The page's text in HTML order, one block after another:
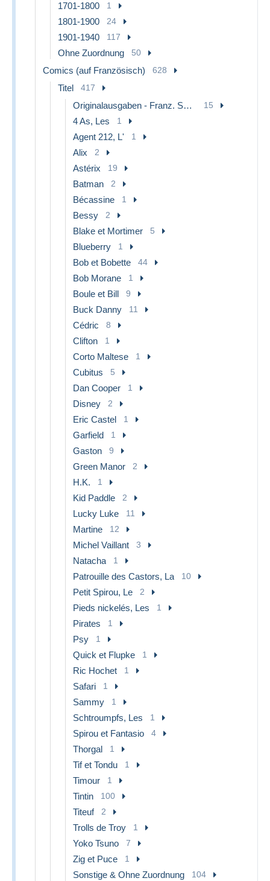
1701-1800 1
1801-1900 24
1901-1940 117
Ohne Zuordnung 50
Comics (auf Französisch) 628
Titel 417
Originalausgaben - Franz. Sprache 15
4 As, Les 1
Agent 212, L' 1
Alix 2
Astérix 19
Batman 2
Bécassine 1
Bessy 2
Blake et Mortimer 5
Blueberry 1
Bob et Bobette 44
Bob Morane 1
Boule et Bill 9
Buck Danny 11
Cédric 8
Clifton 1
Corto Maltese 1
Cubitus 5
Dan Cooper 1
Disney 2
Eric Castel 1
Garfield 1
Gaston 9
Green Manor 2
H.K. 1
Kid Paddle 2
Lucky Luke 11
Martine 12
Michel Vaillant 3
Natacha 1
Patrouille des Castors, La 10
Petit Spirou, Le 2
Pieds nickelés, Les 1
Pirates 1
Psy 1
Quick et Flupke 1
Ric Hochet 1
Safari 1
Sammy 1
Schtroumpfs, Les 1
Spirou et Fantasio 4
Thorgal 1
Tif et Tondu 1
Timour 1
Tintin 100
Titeuf 2
Trolls de Troy 1
Yoko Tsuno 7
Zig et Puce 1
Sonstige & Ohne Zuordnung 104